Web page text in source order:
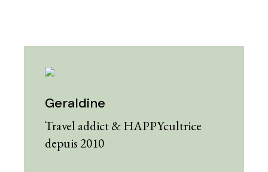
Geraldine
Travel addict & HAPPYcultrice
depuis 2010